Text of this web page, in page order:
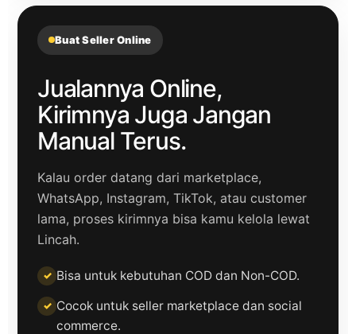
Buat Seller Online
Jualannya Online,
Kirimnya Juga Jangan
Manual Terus.
Kalau order datang dari marketplace,
WhatsApp, Instagram, TikTok, atau customer
lama, proses kirimnya bisa kamu kelola lewat
Lincah.
Bisa untuk kebutuhan COD dan Non-COD.
Cocok untuk seller marketplace dan social
commerce.